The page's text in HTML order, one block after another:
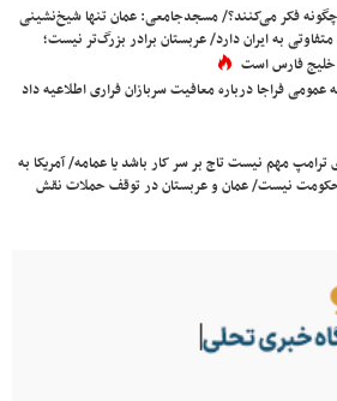
فکر می‌کنند؟/ مسجدجامعی: عمان تنها شیخ‌نشینی
به ایران دارد/ عربستان برادر بزرگ‌تر نیست؛
فارس است
عمومی فراجا درباره معافیت سربازان فراری اطلاعیه داد
ترامپ مهم نیست تاج بر سر کار باشد یا عمامه/ آمریکا به
حکومت نیست/ عمان و عربستان در توقف حملات نقش